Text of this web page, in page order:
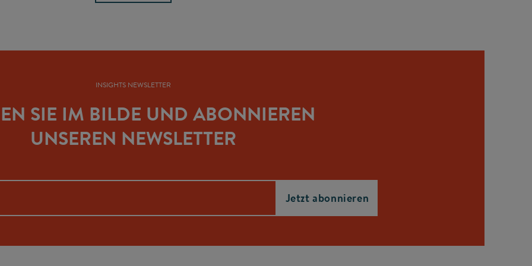
INSIGHTS NEWSLETTER
SIE IM BILDE UND ABONNIEREN
UNSEREN NEWSLETTER